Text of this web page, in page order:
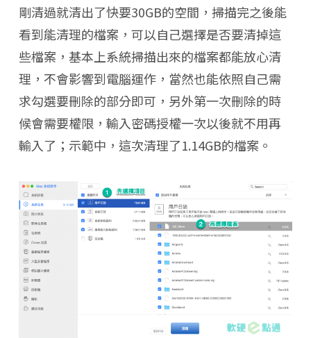
剛清過就清出了快要30GB的空間，掃描完之後能
看到能清理的檔案，可以自己選擇是否要清掉這
些檔案，基本上系統掃描出來的檔案都能放心清
理，不會影響到電腦運作，當然也能依照自己需
求勾選要刪除的部分即可，另外第一次刪除的時
候會需要權限，輸入密碼授權一次以後就不用再
輸入了；示範中，這次清理了1.14GB的檔案。